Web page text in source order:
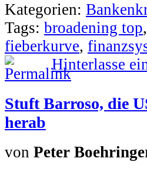
Kategorien:
Tags: broadening top,
fieberkurve,
Hinterlasse
Stuft Barroso, die
herab
von Peter